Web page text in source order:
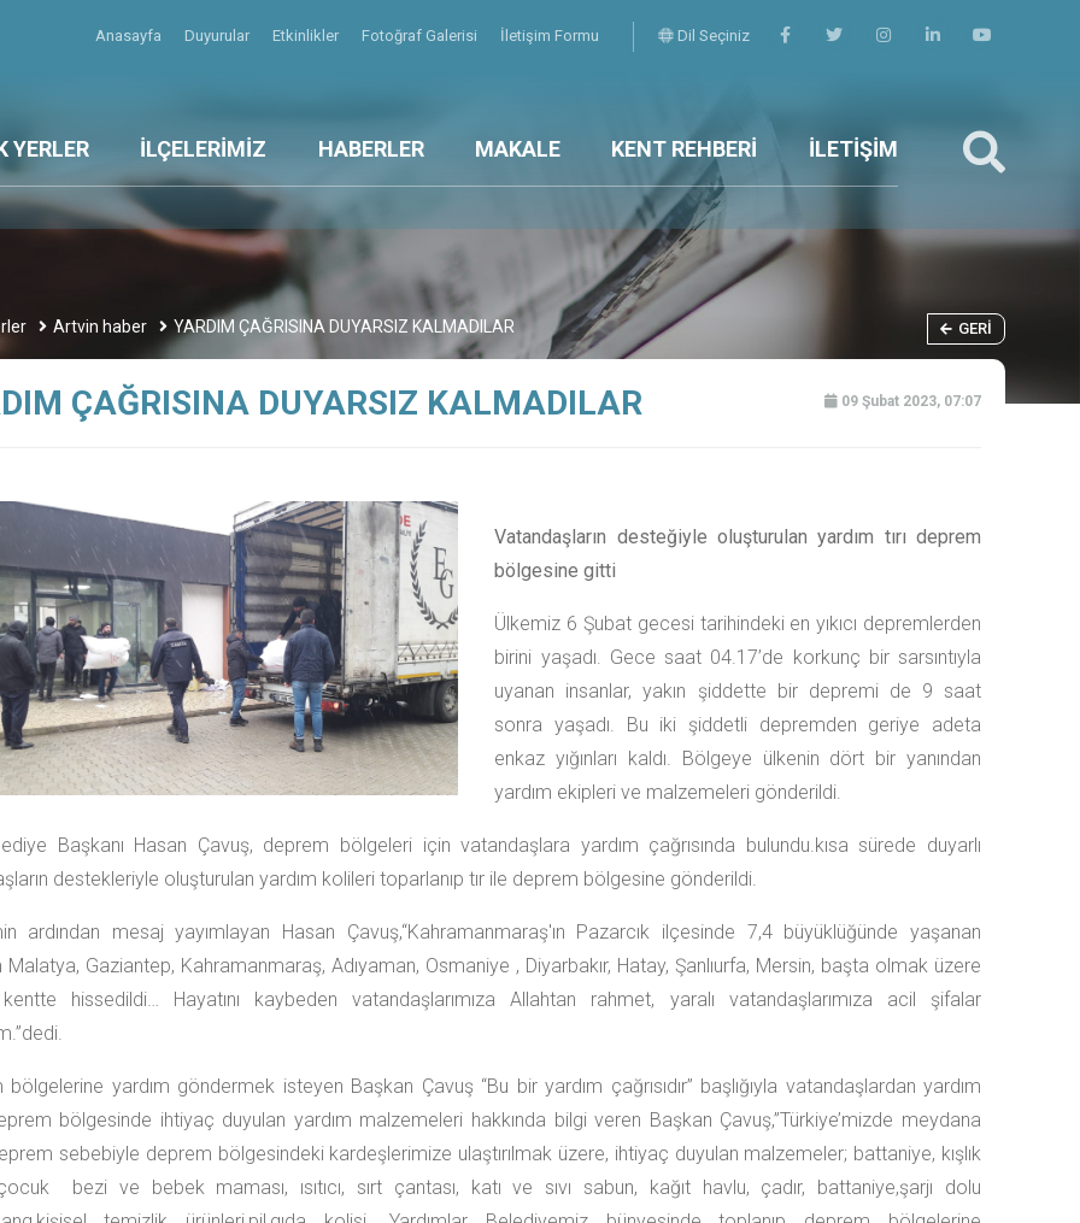
Anasayfa Duyurular Etkinlikler Fotoğraf Galerisi İletişim Formu Dil Seçiniz
YERLER İLÇELERİMİZ HABERLER MAKALE KENT REHBERİ İLETİŞİM
Artvin haber YARDIM ÇAĞRISINA DUYARSIZ KALMADILAR GERI
ÇAĞRISINA DUYARSIZ KALMADILAR 09 Şubat 2023, 07:07
Vatandaşların desteğiyle oluşturulan yardım tırı deprem
bölgesine gitti
Ülkemiz 6 Şubat gecesi tarihindeki en yıkıcı depremlerden
birini yaşadı. Gece saat 04.17’de korkunç bir sarsıntıyla
uyanan insanlar, yakın şiddette bir depremi de 9 saat
sonra yaşadı. Bu iki şiddetli depremden geriye adeta
enkaz yığınları kaldı. Bölgeye ülkenin dört bir yanından
yardım ekipleri ve malzemeleri gönderildi.
Başkanı Hasan Çavuş, deprem bölgeleri için vatandaşlara yardım çağrısında bulundu.kısa sürede duyarlı
destekleriyle oluşturulan yardım kolileri toparlanıp tır ile deprem bölgesine gönderildi.
ardından mesaj yayımlayan Hasan Çavuş,“Kahramanmaraş'ın Pazarcık ilçesinde 7,4 büyüklüğünde yaşanan
Gaziantep, Kahramanmaraş, Adıyaman, Osmaniye , Diyarbakır, Hatay, Şanlıurfa, Mersin, başta olmak üzere
hissedildi… Hayatını kaybeden vatandaşlarımıza Allahtan rahmet, yaralı vatandaşlarımıza acil şifalar
bölgelerine yardım göndermek isteyen Başkan Çavuş “Bu bir yardım çağrısıdır” başlığıyla vatandaşlardan yardım
bölgesinde ihtiyaç duyulan yardım malzemeleri hakkında bilgi veren Başkan Çavuş,”Türkiye’mizde meydana
sebebiyle deprem bölgesindeki kardeşlerimize ulaştırılmak üzere, ihtiyaç duyulan malzemeler; battaniye, kışlık
bezi ve bebek maması, ısıtıcı, sırt çantası, katı ve sıvı sabun, kağıt havlu, çadır, battaniye,şarjı dolu